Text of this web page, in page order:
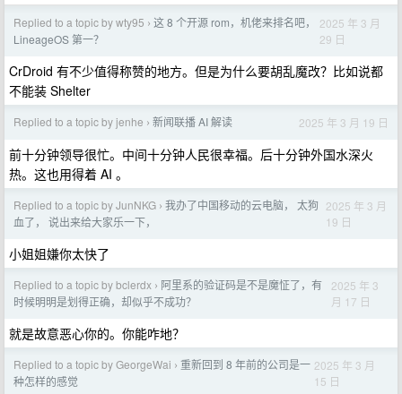
Replied to a topic by wty95 › 这 8 个开源 rom，机佬来排名吧，
LineageOS 第一？
2025 年 3 月
29 日
CrDroid 有不少值得称赞的地方。但是为什么要胡乱魔改？比如说都
不能装 Shelter
Replied to a topic by jenhe › 新闻联播 AI 解读 2025 年 3 月 19 日
前十分钟领导很忙。中间十分钟人民很幸福。后十分钟外国水深火
热。这也用得着 AI 。
Replied to a topic by JunNKG › 我办了中国移动的云电脑， 太狗
血了， 说出来给大家乐一下，
2025 年 3 月
19 日
小姐姐嫌你太快了
Replied to a topic by bclerdx › 阿里系的验证码是不是魔怔了，有
时候明明是划得正确，却似乎不成功？
2025 年 3
月 17 日
就是故意恶心你的。你能咋地？
Replied to a topic by GeorgeWai › 重新回到 8 年前的公司是一
种怎样的感觉
2025 年 3 月
15 日